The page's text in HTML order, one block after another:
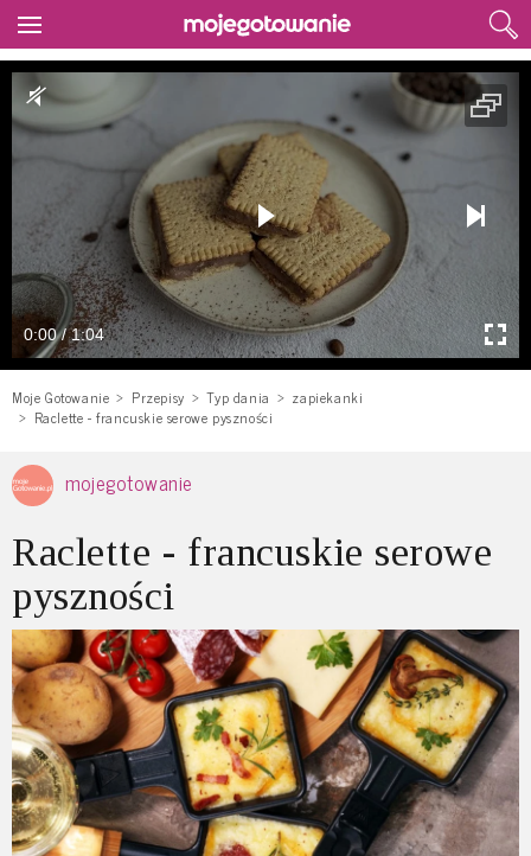
0:00 / 1:04
Moje Gotowanie Przepisy Typ dania
zapiekanki
Raclette - francuskie serowe pyszności
mojegotowanie
Raclette - francuskie serowe
pyszności